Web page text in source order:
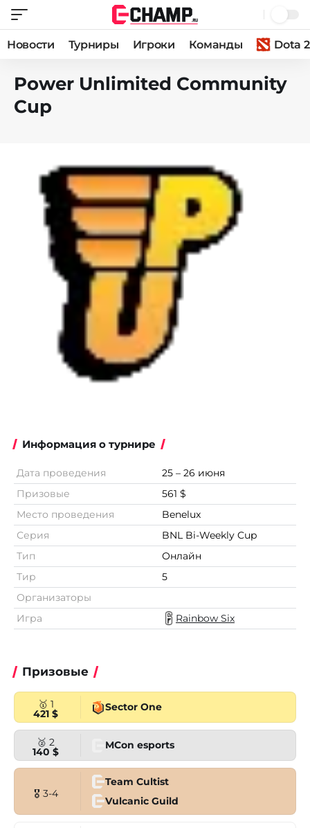
Новости Турниры Игроки Команды Dota 2
Power Unlimited Community
Cup
Информация о турнире
Дата проведения
25 – 26 июня
Призовые
561 $
Место проведения
Benelux
Серия
BNL Bi-Weekly Cup
Тип
Онлайн
Тир
5
Организаторы
Игра
Rainbow Six
Призовые
🥇 1
421 $
Sector One
🥈 2
140 $
MCon esports
🎖 3-4
Team Cultist
Vulcanic Guild